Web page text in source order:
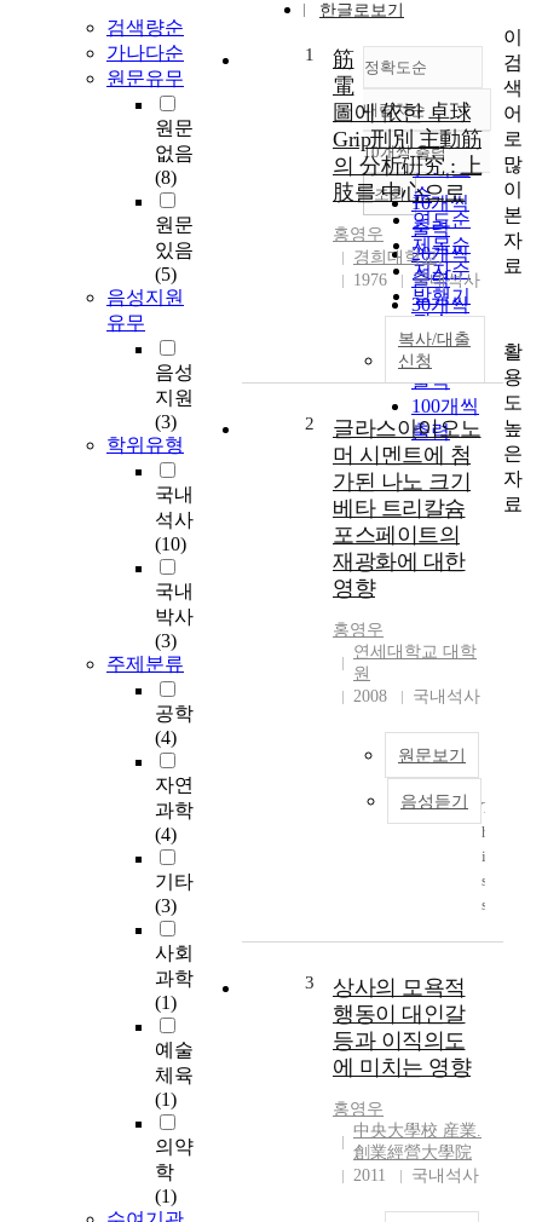
검색량순
가나다순
원문유무
원문
없음
(8)
원문
있음
(5)
음성지원
유무
음성
지원
(3)
학위유형
국내
석사
(10)
국내
박사
(3)
주제분류
공학
(4)
자연
과학
(4)
기타
(3)
사회
과학
(1)
예술
체육
(1)
의약
학
(1)
한글로보기
정확도순
정확도
순
인기도
순
연도순
제목순
저자순
발행기
관순
내림차순
내림차순
10개씩 출력
10개씩
출력
20개씩
출력
30개씩
출력
50개씩
출력
100개씩
출력
조회
1
筋
電
圖에 依한 卓球
Grip刑別 主動筋
의 分析硏究 : 上
肢를 中心으로
홍영우
경희대학교,
1976
국내석사
복사/대출
신청
2
글라스아이오노
머 시멘트에 첨
가된 나노 크기
베타 트리칼슘
포스페이트의
재광화에 대한
영향
홍영우
연세대학교 대학
원
2008
국내석사
원문보기
음성듣기
T
h
i
s
s
3
상사의 모욕적
행동이 대인갈
등과 이직의도
에 미치는 영향
홍영우
中央大學校 産業.
創業經營大學院
2011
국내석사
이
검
색
어
로
많
이
본
자
료
활
용
도
높
은
자
료